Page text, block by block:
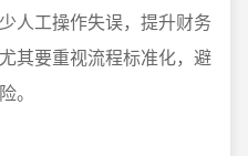
人工操作失误，提升财务
其要重视流程标准化，避
。